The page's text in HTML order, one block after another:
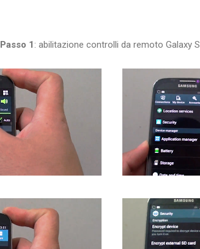
Passo 1 : abilitazione controlli da remoto Galaxy